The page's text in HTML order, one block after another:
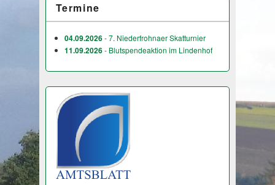
Termine
04.09.2026- 7. Niederfrohnaer Skatturnier
11.09.2026- Blutspendeaktion im Lindenhof